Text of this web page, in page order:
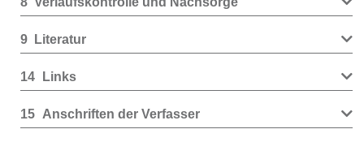
9 Literatur
14 Links
15 Anschriften der Verfasser